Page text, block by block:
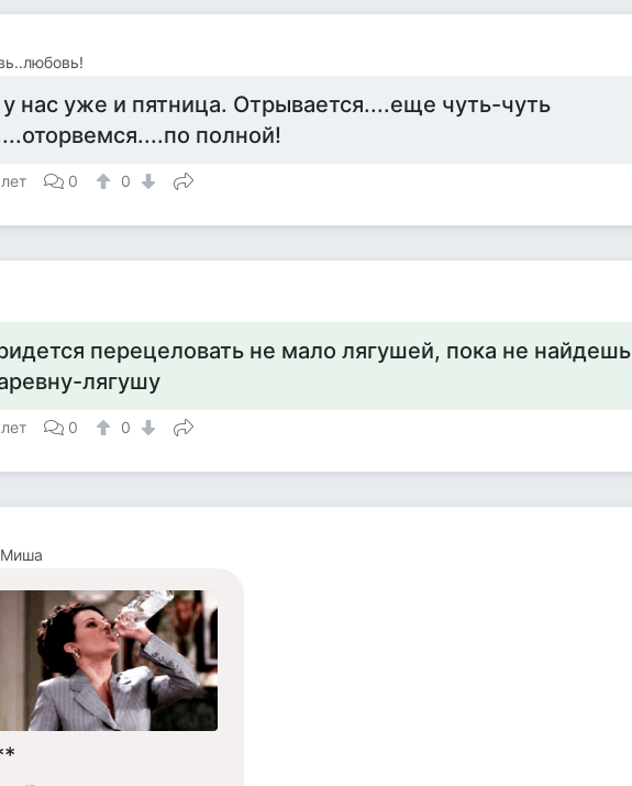
нас уже и пятница. Отрывается....еще чуть-чуть
полной!
0 0
перецеловать не мало лягушей, пока не найдешь
лягушу
0 0